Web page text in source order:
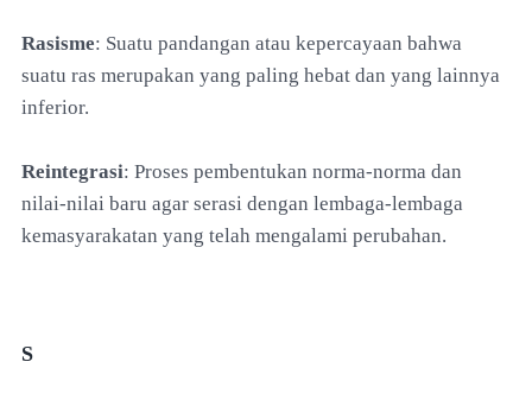
Rasisme: Suatu pandangan atau kepercayaan bahwa
suatu ras merupakan yang paling hebat dan yang lainnya
inferior.
Reintegrasi: Proses pembentukan norma-norma dan
nilai-nilai baru agar serasi dengan lembaga-lembaga
kemasyarakatan yang telah mengalami perubahan.
S